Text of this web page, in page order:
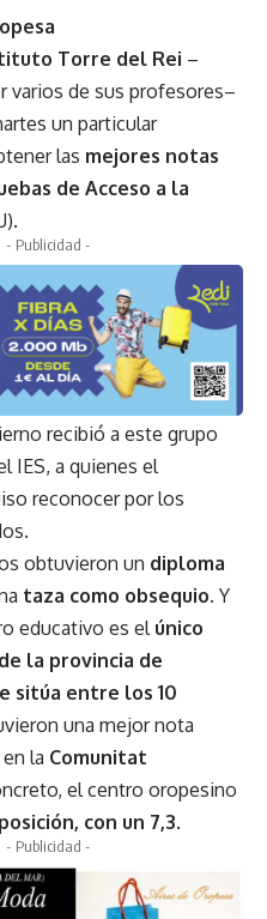
Torre del Rei –
varios de sus profesores–
un particular
las mejores notas
de Acceso a la
- Publicidad -
recibió a este grupo
IES, a quienes el
reconocer por los
obtuvieron un diploma
taza como obsequio. Y
educativo es el único
la provincia de
sitúa entre los 10
una mejor nota
la Comunitat
el centro oropesino
con un 7,3.
- Publicidad -